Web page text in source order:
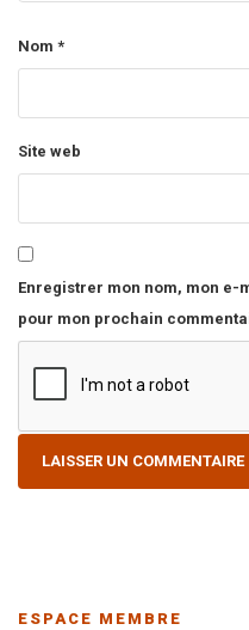
Nom *
Site web
Enregistrer mon nom, mon e-
pour mon prochain
ESPACE MEMBRE